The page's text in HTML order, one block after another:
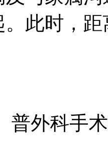
此时，
普外科手